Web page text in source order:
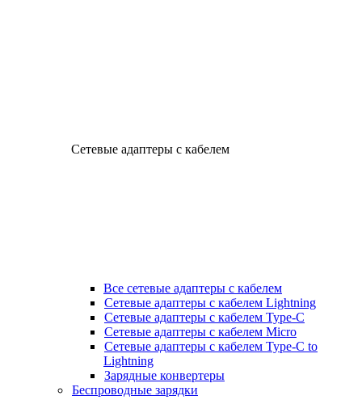
Сетевые адаптеры с кабелем
Все сетевые адаптеры с кабелем
Сетевые адаптеры с кабелем Lightning
Сетевые адаптеры с кабелем Type-C
Сетевые адаптеры с кабелем Micro
Сетевые адаптеры с кабелем Type-C to
Lightning
Зарядные конвертеры
Беспроводные зарядки